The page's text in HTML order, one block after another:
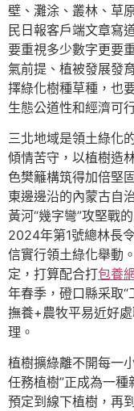
壁、灘涂、叢林、草
民日報客戶端文章寫
要重視多少數字更要
氣前提、植被發展發
擇綠化樹種草種，也
生態公道性和經濟可
三北地域是領土綠化
傾情苦守，以植樹造
色樊籬構筑得加倍堅
東邊邊沿的內蒙古自
黃河“幾字彎”攻堅戰
2024年第1號總林長
信實行領土綠化舉動
定，打算配合打包養
年春季，磴口縣采取
撫養+農牧平易近好
理。
植樹擴綠離不開每一
任務植樹”正成為一
預定到線下植樹，再